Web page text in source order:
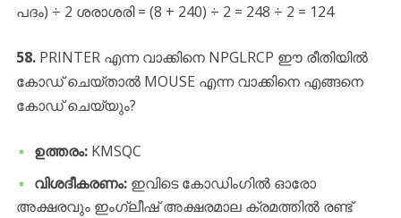
പദം) ÷ 2 ശരാശരി = (8 + 240) ÷ 2 = 248 ÷ 2 = 124
58.PRINTER എന്ന വാക്കിനെ NPGLRCP ഈ രീതിയിൽ
കോഡ് ചെയ്താൽ MOUSE എന്ന വാക്കിനെ എങ്ങനെ
കോഡ് ചെയ്യും?
ഉത്തരം:KMSQC
വിശദീകരണം:ഇവിടെ കോഡിംഗിൽ ഓരോ
അക്ഷരവും ഇംഗ്ലീഷ് അക്ഷരമാല ക്രമത്തിൽ രണ്ട്